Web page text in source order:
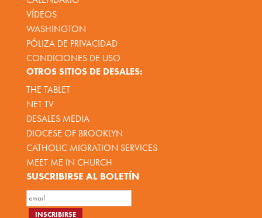
VÍDEOS
WASHINGTON
PÓLIZA DE PRIVACIDAD
CONDICIONES DE USO
OTROS SITIOS DE DESALES:
THE TABLET
NET TV
DESALES MEDIA
DIOCESE OF BROOKLYN
CATHOLIC MIGRATION SERVICES
MEET ME IN CHURCH
SUSCRIBIRSE AL BOLETÍN